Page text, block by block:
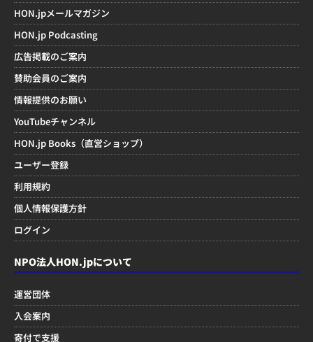
HON.jpメールマガジン
HON.jp Podcasting
広告掲載のご案内
賛助会員のご案内
情報提供のお願い
YouTubeチャンネル
HON.jp Books（直営ショップ）
ユーザー登録
利用規約
個人情報保護方針
ログイン
NPO法人HON.jpについて
運営団体
入会案内
寄付で支援